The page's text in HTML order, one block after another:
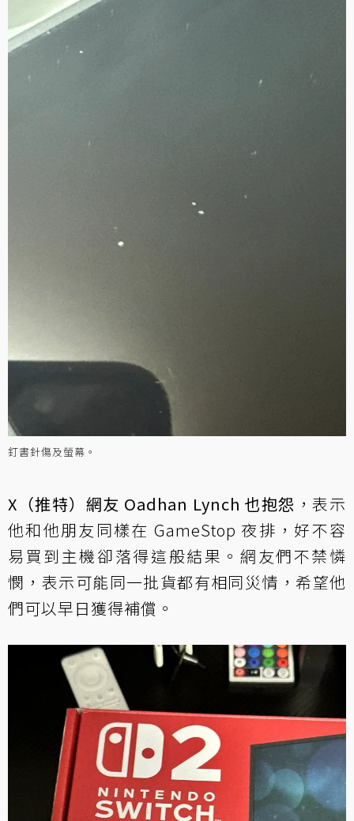
釘書針傷及螢幕。
X（推特）網友 Oadhan Lynch 也抱怨 ，表示
他和他朋友同樣在 GameStop 夜排，好不容
易買到主機卻落得這般結果。網友們不禁憐
憫，表示可能同一批貨都有相同災情，希望他
們可以早日獲得補償。